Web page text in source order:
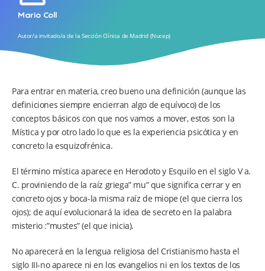
Mario Coll
Autor/a invitado/a de la Sección Clínica de Madrid (Nucep)
Para entrar en materia, creo bueno una definición (aunque las
definiciones siempre encierran algo de equívoco) de los
conceptos básicos con que nos vamos a mover, estos son la
Mística y por otro lado lo que es la experiencia psicótica y en
concreto la esquizofrénica.
El término mística aparece en Herodoto y Esquilo en el siglo V a.
C. proviniendo de la raíz griega” mu” que significa cerrar y en
concreto ojos y boca-la misma raíz de miope (el que cierra los
ojos); de aquí evolucionará la idea de secreto en la palabra
misterio :”mustes” (el que inicia).
No aparecerá en la lengua religiosa del Cristianismo hasta el
siglo III-no aparece ni en los evangelios ni en los textos de los